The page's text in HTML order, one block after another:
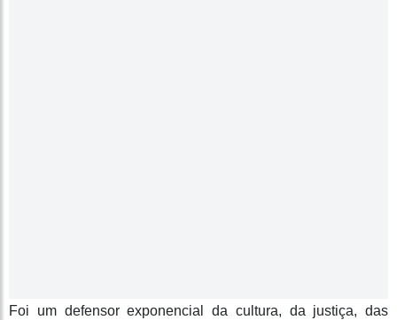
Foi um defensor exponencial da cultura, da justiça, das